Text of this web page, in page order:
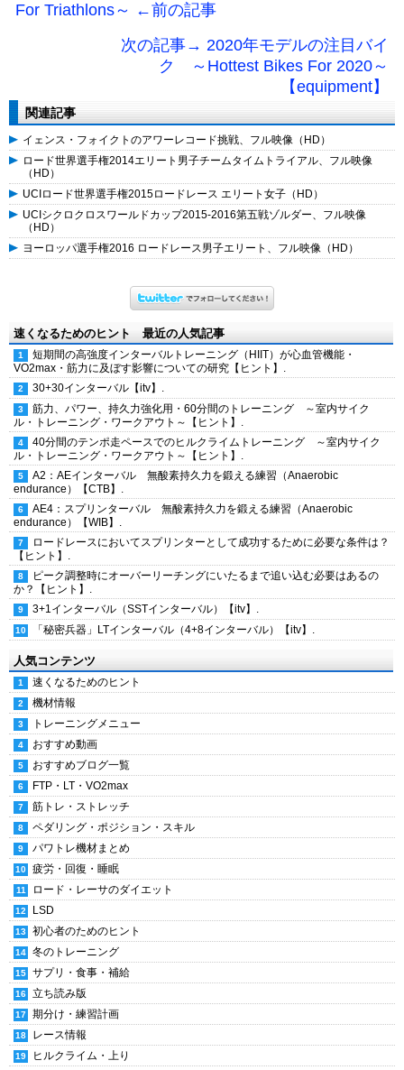
For Triathlons～ ←前の記事
次の記事→ 2020年モデルの注目バイ
ク ～Hottest Bikes For 2020～
【equipment】
関連記事
イェンス・フォイクトのアワーレコード挑戦、フル映像（HD）
ロード世界選手権2014エリート男子チームタイムトライアル、フル映像
（HD）
UCIロード世界選手権2015ロードレース エリート女子（HD）
UCIシクロクロスワールドカップ2015-2016第五戦ゾルダー、フル映像
（HD）
ヨーロッパ選手権2016 ロードレース男子エリート、フル映像（HD）
速くなるためのヒント 最近の人気記事
短期間の高強度インターバルトレーニング（HIIT）が心血管機能・
VO2max・筋力に及ぼす影響についての研究【ヒント】.
30+30インターバル【itv】.
筋力、パワー、持久力強化用・60分間のトレーニング ～室内サイク
ル・トレーニング・ワークアウト～【ヒント】.
40分間のテンポ走ペースでのヒルクライムトレーニング ～室内サイク
ル・トレーニング・ワークアウト～【ヒント】.
A2：AEインターバル 無酸素持久力を鍛える練習（Anaerobic
endurance）【CTB】.
AE4：スプリンターバル 無酸素持久力を鍛える練習（Anaerobic
endurance）【WIB】.
ロードレースにおいてスプリンターとして成功するために必要な条件は？
【ヒント】.
ピーク調整時にオーバーリーチングにいたるまで追い込む必要はあるの
か？【ヒント】.
3+1インターバル（SSTインターバル）【itv】.
「秘密兵器」LTインターバル（4+8インターバル）【itv】.
人気コンテンツ
速くなるためのヒント
機材情報
トレーニングメニュー
おすすめ動画
おすすめブログ一覧
FTP・LT・VO2max
筋トレ・ストレッチ
ペダリング・ポジション・スキル
パワトレ機材まとめ
疲労・回復・睡眠
ロード・レーサのダイエット
LSD
初心者のためのヒント
冬のトレーニング
サプリ・食事・補給
立ち読み版
期分け・練習計画
レース情報
ヒルクライム・上り